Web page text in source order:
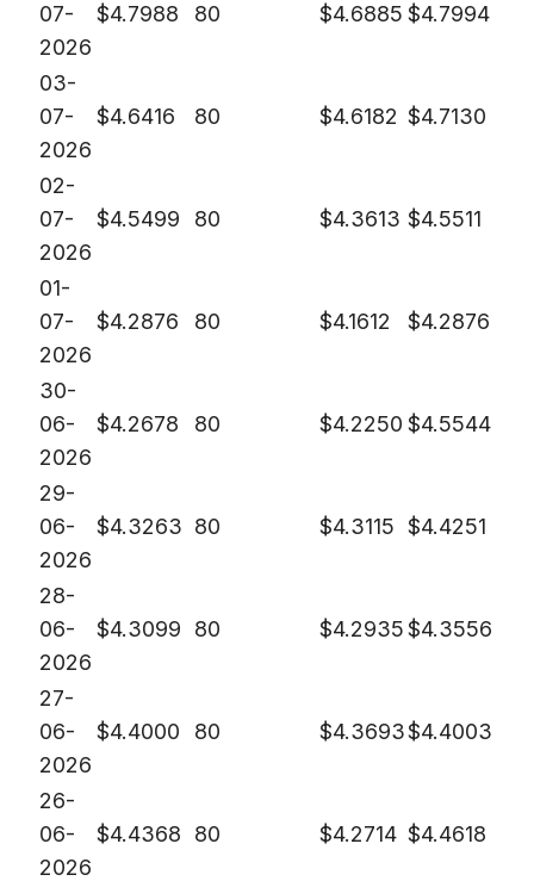
07-
2026
$4.7988 80 $4.6885 $4.7994
03-
07-
2026
$4.6416 80 $4.6182 $4.7130
02-
07-
2026
$4.5499 80 $4.3613 $4.5511
01-
07-
2026
$4.2876 80 $4.1612 $4.2876
30-
06-
2026
$4.2678 80 $4.2250 $4.5544
29-
06-
2026
$4.3263 80 $4.3115 $4.4251
28-
06-
2026
$4.3099 80 $4.2935$4.3556
27-
06-
2026
$4.4000 80 $4.3693$4.4003
26-
06-
2026
$4.4368 80 $4.2714 $4.4618